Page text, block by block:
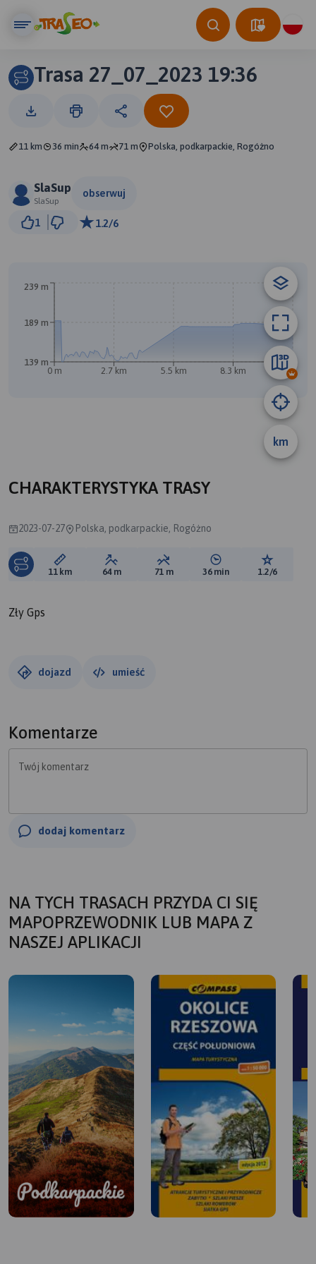
Trasa 27_07_2023 19:36
11 km 36 min 64 m 71 m Polska, podkarpackie, Rogóżno
SlaSup
SlaSup
obserwuj
1 1.2/6
B
km
0 m 2.7 km 5.5 km 8.3 km 11 km
139 m
189 m
239 m
CHARAKTERYSTYKA TRASY
2023-07-27 Polska, podkarpackie, Rogóżno
Długość trasy:
11 km Suma przewyższeń:
64 m Suma spadków:
71 m Średni czas potrzebny
36 min Ocena
1.2/6
Zły Gps
dojazd umieść
Komentarze
Twój komentarz
dodaj komentarz
NA TYCH TRASACH PRZYDA CI SIĘ
MAPOPRZEWODNIK LUB MAPA Z
NASZEJ APLIKACJI